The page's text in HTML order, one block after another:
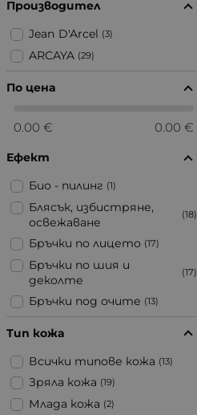
Чувствителна кожа
Производител
Jean D'Arcel (3)
ARCAYA (29)
По цена
0.00 € 0.00 €
Ефект
Био - пилинг (1)
Блясък, избистряне,
освежаване
(18)
Бръчки по лицето (17)
Бръчки по шия и
деколте
(17)
Бръчки под очите (13)
всякакъв характер
Избелване (4)
Изгаряне (1)
Тип кожа
Всички типове кожа (13)
Зряла кожа (19)
Млада кожа (2)